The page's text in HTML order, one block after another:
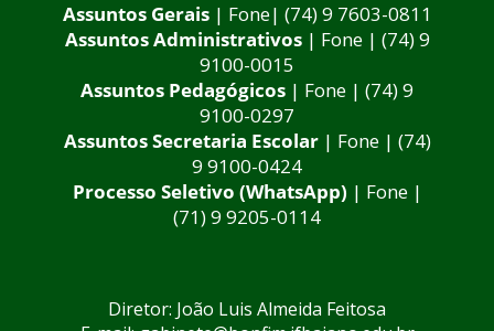
Assuntos Gerais | Fone| (74) 9 7603-0811
Assuntos Administrativos | Fone | (74) 9
9100-0015
Assuntos Pedagógicos | Fone | (74) 9
9100-0297
Assuntos Secretaria Escolar| Fone | (74)
9 9100-0424
Processo Seletivo (WhatsApp) | Fone |
(71) 9 9205-0114
Diretor: João Luis Almeida Feitosa